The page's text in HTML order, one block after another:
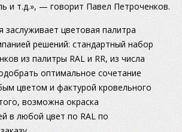
и т.д.», — говорит Павел Петроченков.
заслуживает цветовая палитра
решений: стандартный набор
из палитры RAL и RR, из числа
оптимальное сочетание
цветом и фактурой кровельного
возможна окраска
в любой цвет по RAL по